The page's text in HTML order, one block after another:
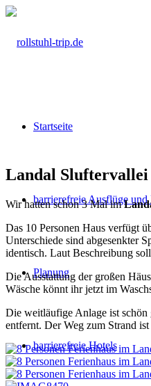
Startseite
barrierefreie Ausflüge und
Planung
barrierefreie Hotels
Landal Sluftervallei
Wir hatten schon 3 Mal im
Das 10 Personen Haus verfügt
Unterschiede sind abgesenkter
identisch. Laut Beschreibung
Die Ausstattung der großen
Wäsche könnt ihr jetzt im
Die weitläufige Anlage ist schön
entfernt. Der Weg zum Strand